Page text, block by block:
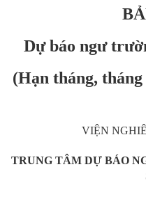
Dự báo ngư
(Hạn tháng, tháng
VIỆN
TRUNG TÂM DỰ BÁO